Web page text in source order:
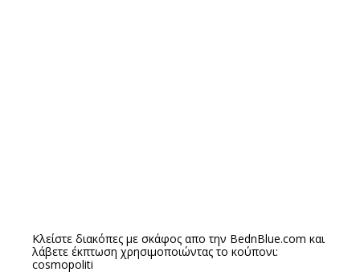
Κλείστε διακόπες με σκάφος απο την BednBlue.com και
λάβετε έκπτωση χρησιμοποιώντας το κούπονι:
cosmopoliti